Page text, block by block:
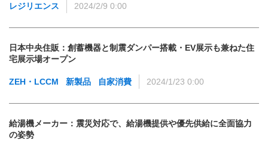
レジリエンス 2024/2/9 0:00
日本中央住販：創蓄機器と制震ダンパー搭載・EV展示も兼ねた住
宅展示場オープン
ZEH・LCCM 新製品 自家消費 2024/1/23 0:00
給湯機メーカー：震災対応で、給湯機提供や優先供給に全面協力
の姿勢